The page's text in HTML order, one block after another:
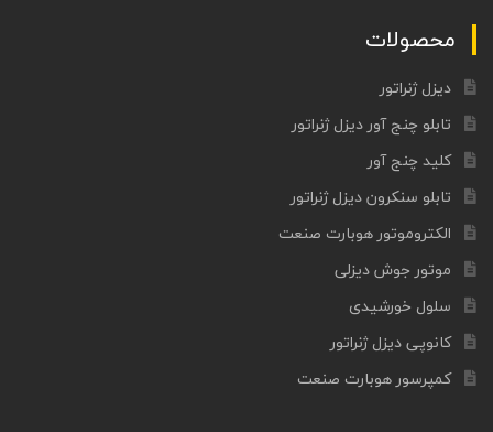
محصولات
دیزل ژنراتور
تابلو چنج آور دیزل ژنراتور
کلید چنج آور
تابلو سنکرون دیزل ژنراتور
الکتروموتور هوبارت صنعت
موتور جوش دیزلی
سلول خورشیدی
کانوپی دیزل ژنراتور
کمپرسور هوبارت صنعت